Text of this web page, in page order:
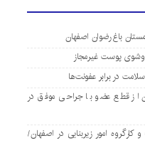
باغ رضوان اصفهان
پوست غیرمجاز
در برابر عفونت‌ها
قطع عضو با جراحی موفق در
هوشمندسازی فرآیندهای کمیسیون ماده ۵ و کارگروه امور زیربنایی در اصفهان/